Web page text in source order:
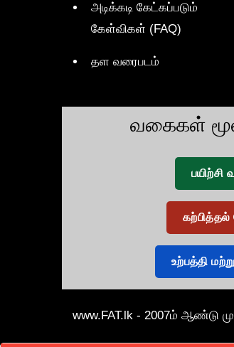
அடிக்கடி கேட்கப்படும்
கேள்விகள் (FAQ)
தள வரைபடம்
வகைகள்
பயிற்சி
உற்பத்தி
www.FAT.lk - 2007ம் ஆண்டு